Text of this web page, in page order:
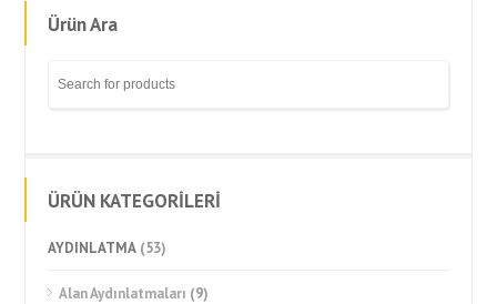
Ürün Ara
ÜRÜN KATEGORİLERİ
AYDINLATMA (53)
Alan Aydınlatmaları (9)